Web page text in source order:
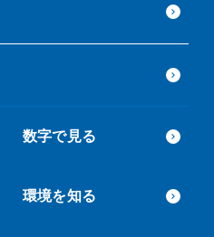
数字で見る
環境を知る